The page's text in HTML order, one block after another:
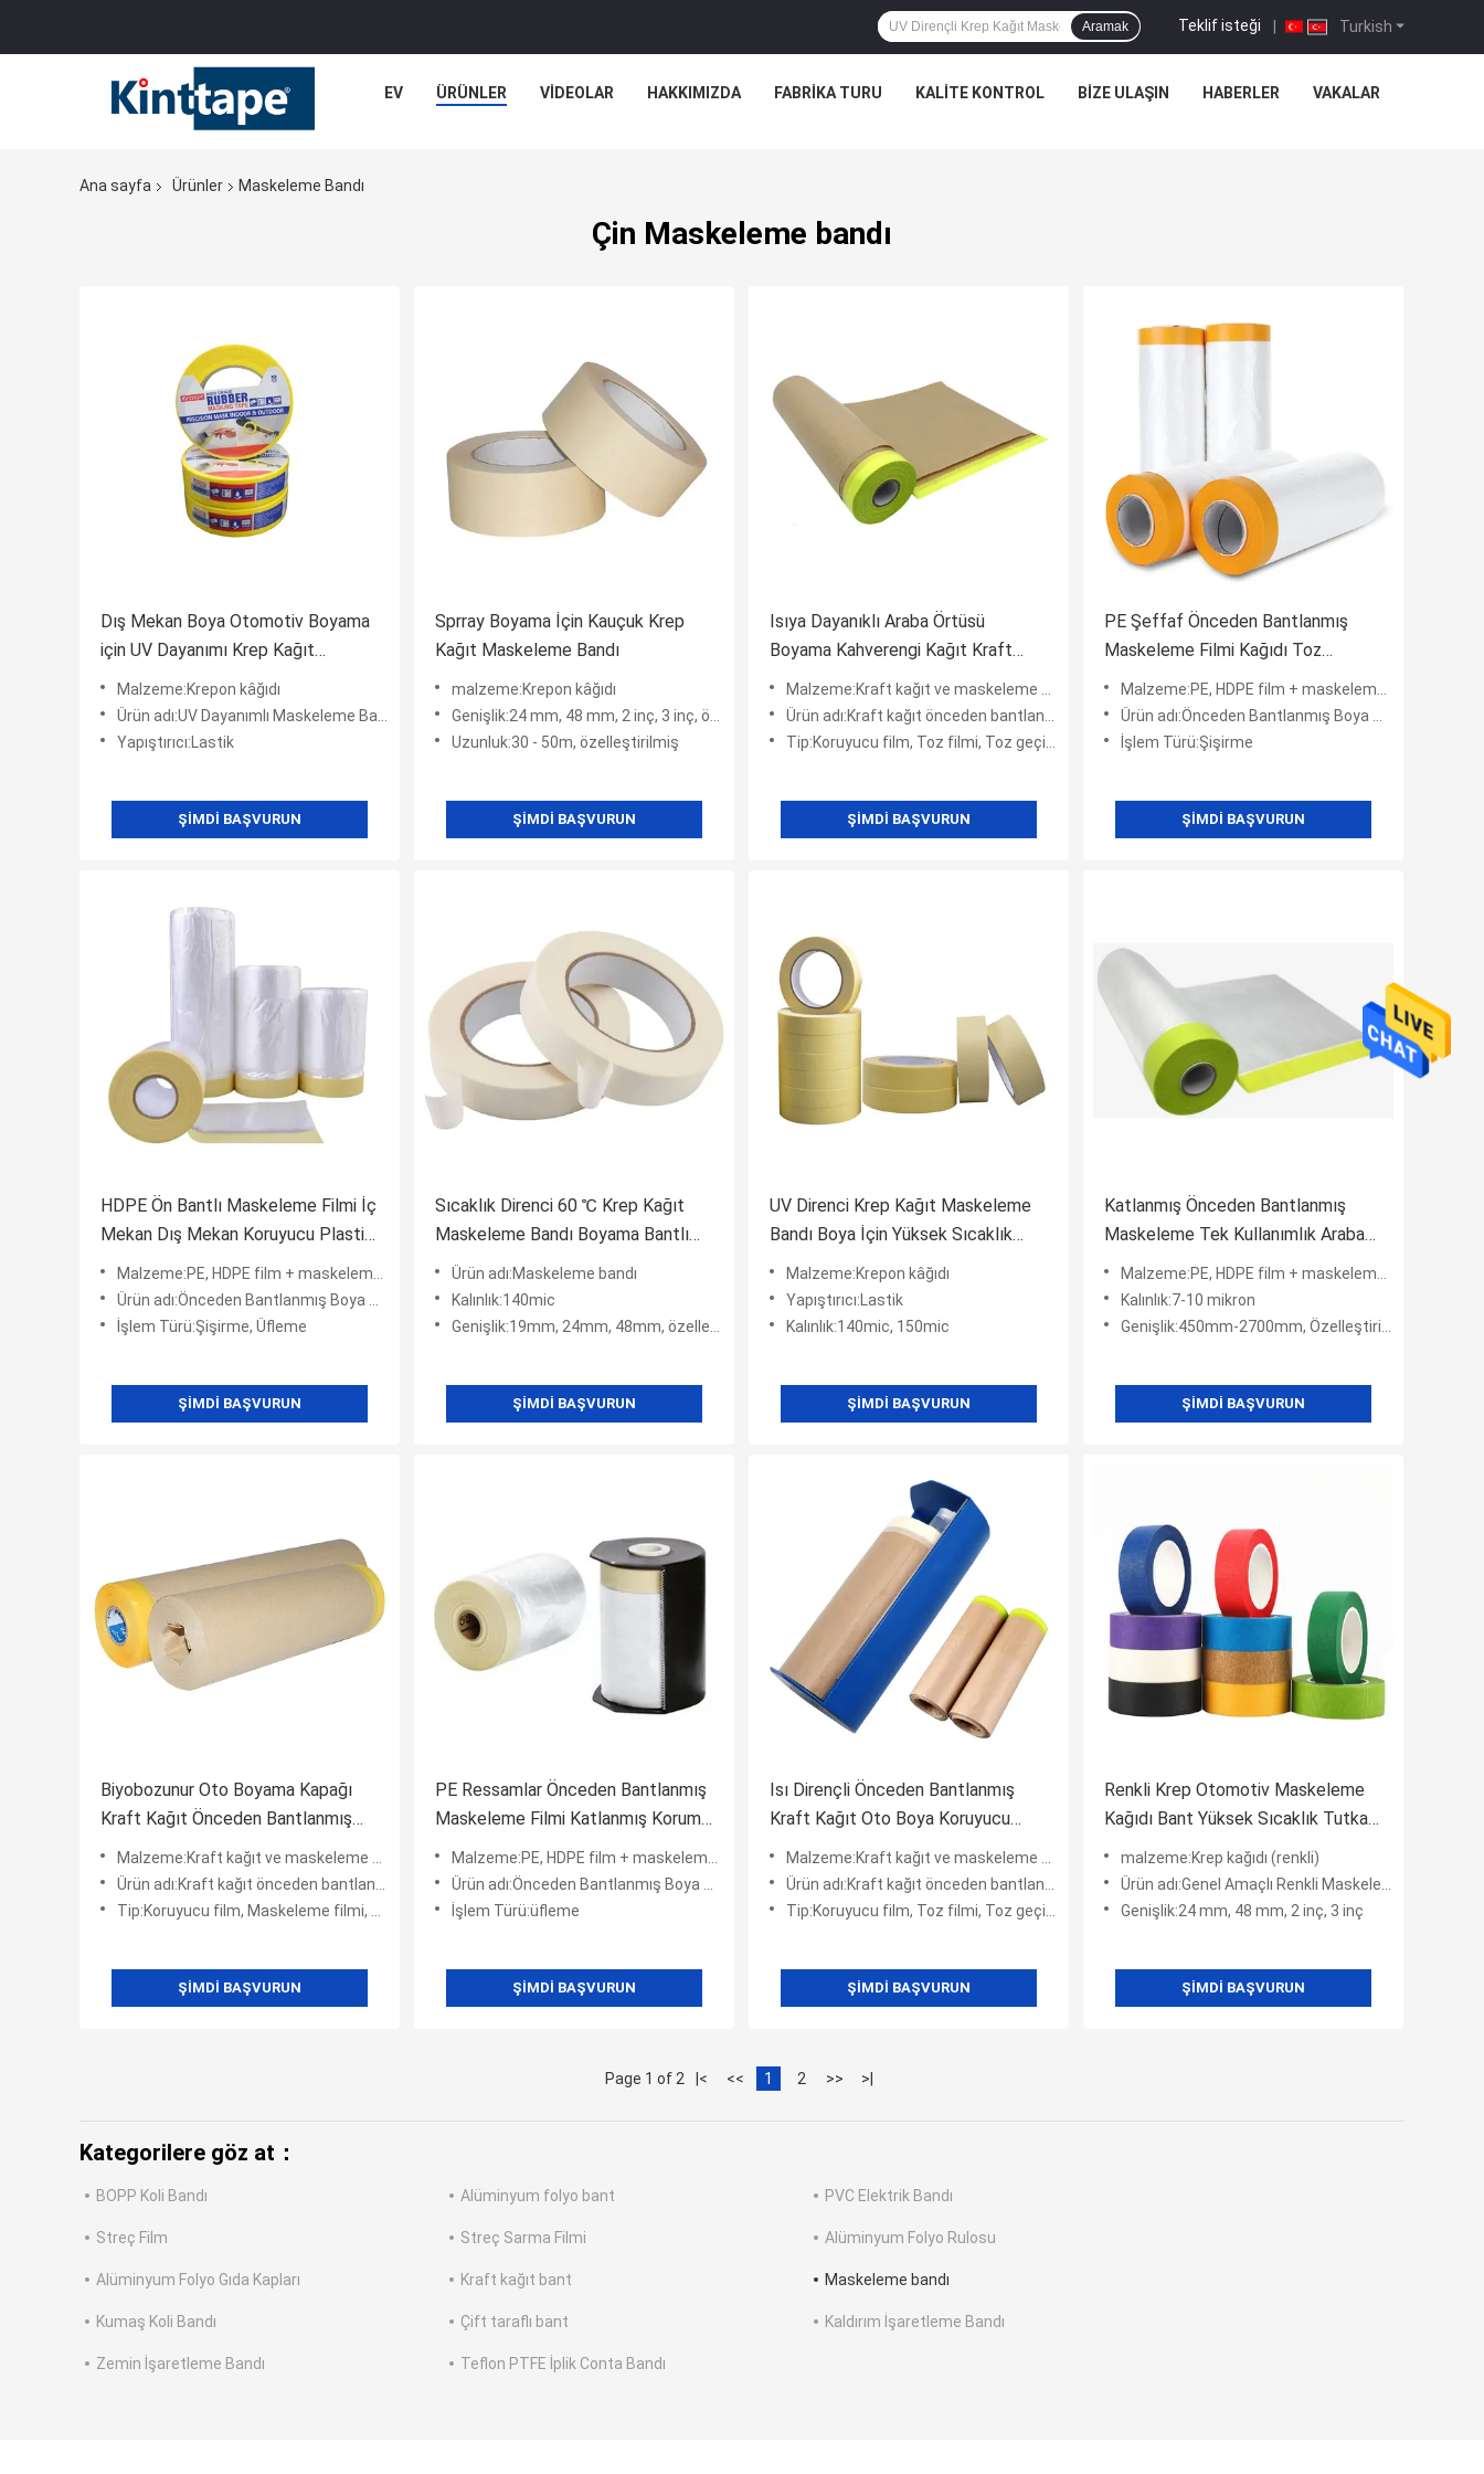
Turkish
Teklif isteği |
Aramak
EV ÜRÜNLER VIDEOLAR HAKKIMIZDA FABRIKA TURU KALITE KONTROL BIZE ULAŞIN HABERLER VAKALAR
Ana sayfa Ürünler Maskeleme Bandı
Çin Maskeleme bandı
Dış Mekan Boya Otomotiv Boyama
için UV Dayanımı Krep Kağıt
Maskeleme Bandı
Malzeme:Krepon kâğıdı
Ürün adı:UV Dayanımlı Maskeleme Bandı
Yapıştırıcı:Lastik
ŞIMDI BAŞVURUN
Sprray Boyama İçin Kauçuk Krep
Kağıt Maskeleme Bandı
malzeme:Krepon kâğıdı
Genişlik:24 mm, 48 mm, 2 inç, 3 inç, özelleştirilmiş
Uzunluk:30 - 50m, özelleştirilmiş
ŞIMDI BAŞVURUN
Isıya Dayanıklı Araba Örtüsü
Boyama Kahverengi Kağıt Kraft
Maskeleme Bandı Oto Boya
Koruyucu Maskeleme Kağıt Filmi
Malzeme:Kraft kağıt ve maskeleme bandı
Ürün adı:Kraft kağıt önceden bantlanmış Maskeleme Kağıdı
Tip:Koruyucu film, Toz filmi, Toz geçirmez film
ŞIMDI BAŞVURUN
PE Şeffaf Önceden Bantlanmış
Maskeleme Filmi Kağıdı Toz
Geçirmez Oto Boyama
Malzeme:PE, HDPE film + maskeleme bandı
Ürün adı:Önceden Bantlanmış Boya Maskeleme Kaplama Filmi
İşlem Türü:Şişirme
ŞIMDI BAŞVURUN
HDPE Ön Bantlı Maskeleme Filmi İç
Mekan Dış Mekan Koruyucu Plastik
Film Boya Kullanımı
Malzeme:PE, HDPE film + maskeleme bandı
Ürün adı:Önceden Bantlanmış Boya Maskeleme Kaplama Filmi
İşlem Türü:Şişirme, Üfleme
ŞIMDI BAŞVURUN
Sıcaklık Direnci 60 ℃ Krep Kağıt
Maskeleme Bandı Boyama Bantlı
Maskeleme Filmi
Ürün adı:Maskeleme bandı
Kalınlık:140mic
Genişlik:19mm, 24mm, 48mm, özelleştirilebilir
ŞIMDI BAŞVURUN
UV Direnci Krep Kağıt Maskeleme
Bandı Boya İçin Yüksek Sıcaklık
Dayanımı Bandı
Malzeme:Krepon kâğıdı
Yapıştırıcı:Lastik
Kalınlık:140mic, 150mic
ŞIMDI BAŞVURUN
Katlanmış Önceden Bantlanmış
Maskeleme Tek Kullanımlık Araba
Boyası PE Maskeleme Film
Malzeme:PE, HDPE film + maskeleme bandı
Kalınlık:7-10 mikron
Genişlik:450mm-2700mm, Özelleştirilmiş
ŞIMDI BAŞVURUN
Biyobozunur Oto Boyama Kapağı
Kraft Kağıt Önceden Bantlanmış
Film Araba Boyası İçin Maskeleme
Kağıdı Filmi
Malzeme:Kraft kağıt ve maskeleme bandı
Ürün adı:Kraft kağıt önceden bantlanmış Maskeleme Kağıt Filmi
Tip:Koruyucu film, Maskeleme filmi, Toz geçirmez film
ŞIMDI BAŞVURUN
PE Ressamlar Önceden Bantlanmış
Maskeleme Filmi Katlanmış Koruma
Boyama İçin Tek Kullanımlık El
Maskesi
Malzeme:PE, HDPE film + maskeleme bandı
Ürün adı:Önceden Bantlanmış Boya Maskeleme Kaplama Filmi
İşlem Türü:üfleme
ŞIMDI BAŞVURUN
Isı Dirençli Önceden Bantlanmış
Kraft Kağıt Oto Boya Koruyucu
Maskeleme Kağıdı Dispenserli
Malzeme:Kraft kağıt ve maskeleme bandı
Ürün adı:Kraft kağıt önceden bantlanmış Dispenserli Maskeleme Kağıdı
Tip:Koruyucu film, Toz filmi, Toz geçirmez film
ŞIMDI BAŞVURUN
Renkli Krep Otomotiv Maskeleme
Kağıdı Bant Yüksek Sıcaklık Tutkal
Kalıntısı Yok
malzeme:Krep kağıdı (renkli)
Ürün adı:Genel Amaçlı Renkli Maskeleme Bandı
Genişlik:24 mm, 48 mm, 2 inç, 3 inç
ŞIMDI BAŞVURUN
Page 1 of 2 |< << 1 2 >> >|
Kategorilere göz at：
BOPP Koli Bandı Alüminyum folyo bant PVC Elektrik Bandı
Streç Film Streç Sarma Filmi Alüminyum Folyo Rulosu
Alüminyum Folyo Gıda Kapları Kraft kağıt bant Maskeleme bandı
Kumaş Koli Bandı Çift taraflı bant Kaldırım İşaretleme Bandı
Zemin İşaretleme Bandı Teflon PTFE İplik Conta Bandı